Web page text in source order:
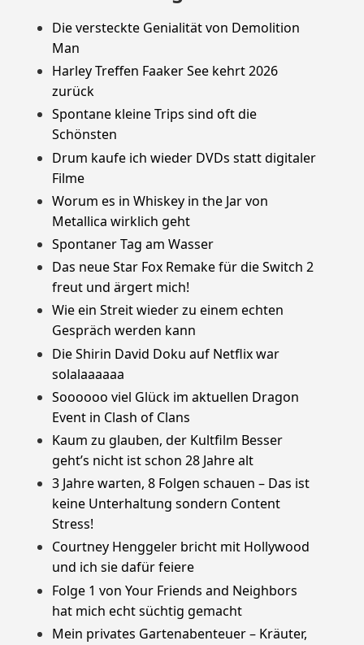
Die versteckte Genialität von Demolition
Man
Harley Treffen Faaker See kehrt 2026
zurück
Spontane kleine Trips sind oft die
Schönsten
Drum kaufe ich wieder DVDs statt digitaler
Filme
Worum es in Whiskey in the Jar von
Metallica wirklich geht
Spontaner Tag am Wasser
Das neue Star Fox Remake für die Switch 2
freut und ärgert mich!
Wie ein Streit wieder zu einem echten
Gespräch werden kann
Die Shirin David Doku auf Netflix war
solalaaaaaa
Soooooo viel Glück im aktuellen Dragon
Event in Clash of Clans
Kaum zu glauben, der Kultfilm Besser
geht’s nicht ist schon 28 Jahre alt
3 Jahre warten, 8 Folgen schauen – Das ist
keine Unterhaltung sondern Content
Stress!
Courtney Henggeler bricht mit Hollywood
und ich sie dafür feiere
Folge 1 von Your Friends and Neighbors
hat mich echt süchtig gemacht
Mein privates Gartenabenteuer – Kräuter,